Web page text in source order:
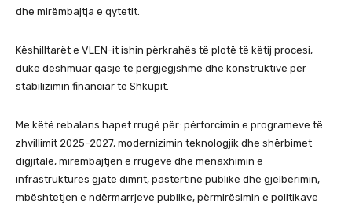
dhe mirëmbajtja e qytetit.
Këshilltarët e VLEN-it ishin përkrahës të plotë të këtij procesi,
duke dëshmuar qasje të përgjegjshme dhe konstruktive për
stabilizimin financiar të Shkupit.
Me këtë rebalans hapet rrugë për: përforcimin e programeve të
zhvillimit 2025–2027, modernizimin teknologjik dhe shërbimet
digjitale, mirëmbajtjen e rrugëve dhe menaxhimin e
infrastrukturës gjatë dimrit, pastërtinë publike dhe gjelbërimin,
mbështetjen e ndërmarrjeve publike, përmirësimin e politikave